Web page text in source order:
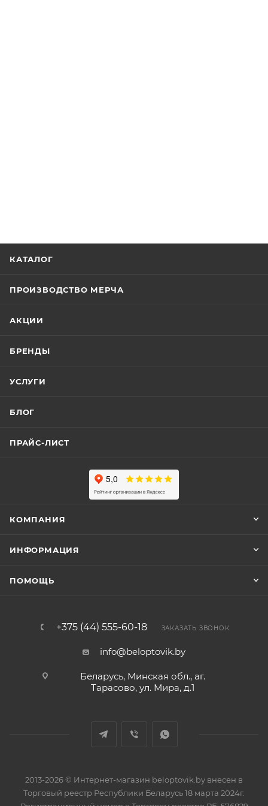
КАТАЛОГ
ПРОИЗВОДСТВО МЕРЧА
АКЦИИ
БРЕНДЫ
УСЛУГИ
БЛОГ
ПРАЙС-ЛИСТ
КОМПАНИЯ
ИНФОРМАЦИЯ
ПОМОЩЬ
+375 (44) 555-60-18 ЗАКАЗАТЬ ЗВОНОК
info@beloptovik.by
Беларусь, Минская обл., аг.
Тарасово, ул. Мира, д.1
2013-2026 © Интернет-магазин beloptovik.by внесен в
Торговый реестр Республики Беларусь 18 марта 2024г.